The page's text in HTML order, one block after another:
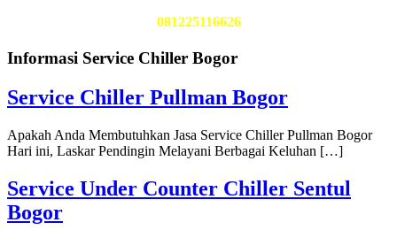
081225116626
Informasi Service Chiller Bogor
Service Chiller Pullman Bogor
Apakah Anda Membutuhkan Jasa Service Chiller Pullman Bogor
Hari ini, Laskar Pendingin Melayani Berbagai Keluhan […]
Service Under Counter Chiller Sentul
Bogor